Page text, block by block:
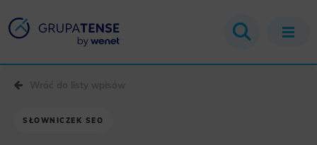
SŁOWNICZEK SEO